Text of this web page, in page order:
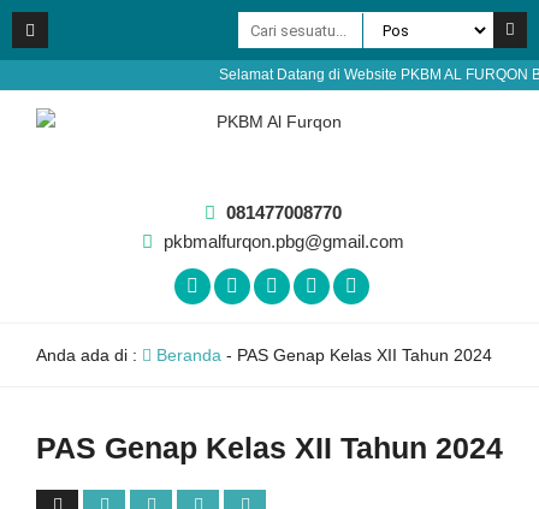
Selamat Datang di Website PKBM AL FURQON
081477008770
pkbmalfurqon.pbg@gmail.com
Anda ada di : Beranda - PAS Genap Kelas XII Tahun 2024
PAS Genap Kelas XII Tahun 2024